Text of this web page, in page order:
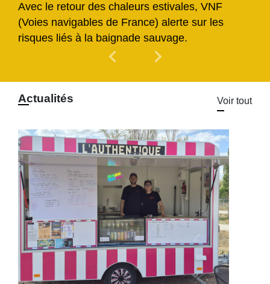
Avec le retour des chaleurs estivales, VNF
(Voies navigables de France) alerte sur les
risques liés à la baignade sauvage.
chevron_left Previous
chevron_right
Actualités Voir tout